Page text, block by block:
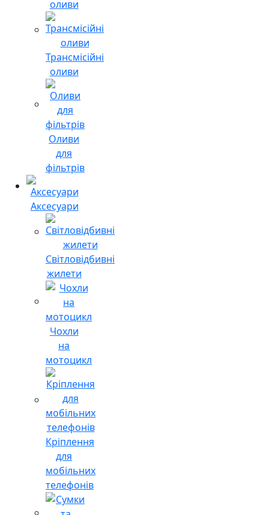
оливи
Трансмісійні
оливи
Оливи
для
фільтрів
Аксесуари
Світловідбивні
жилети
Чохли
на
мотоцикл
Кріплення
для
мобільних
телефонів